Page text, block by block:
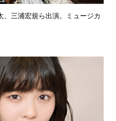
三浦宏規ら出演。ミュージカ